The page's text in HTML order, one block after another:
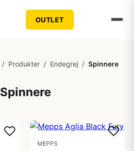
OUTLET
/ Produkter / Endegrej / Spinnere
Spinnere
MEPPS